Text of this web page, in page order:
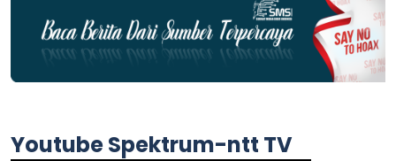
Youtube Spektrum-ntt TV